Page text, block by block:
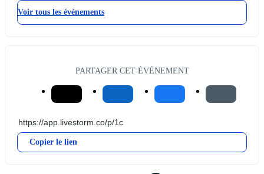
Voir tous les événements
PARTAGER CET ÉVÉNEMENT
Copier le lien